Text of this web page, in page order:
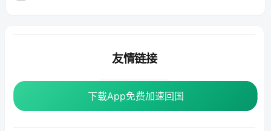
下载App免费加速回国
下载App免费加速回国
友情链接